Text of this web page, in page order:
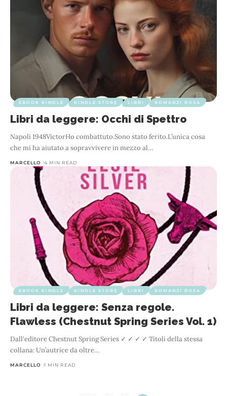
EBOOK KINDLE KINDLE STORE LIBRI ROMANZI ROSA
Libri da leggere: Occhi di Spettro
Napoli 1948VictorHo combattuto.Sono stato ferito.L’unica cosa
che mi ha aiutato a sopravvivere in mezzo al…
MARCELLO 4 MIN READ
EBOOK KINDLE KINDLE STORE LIBRI ROMANZI ROSA
Libri da leggere: Senza regole.
Flawless (Chestnut Spring Series Vol. 1)
Dall'editore Chestnut Spring Series ✓ ✓ ✓ ✓ Titoli della stessa
collana: Un’autrice da oltre…
MARCELLO 1 MIN READ